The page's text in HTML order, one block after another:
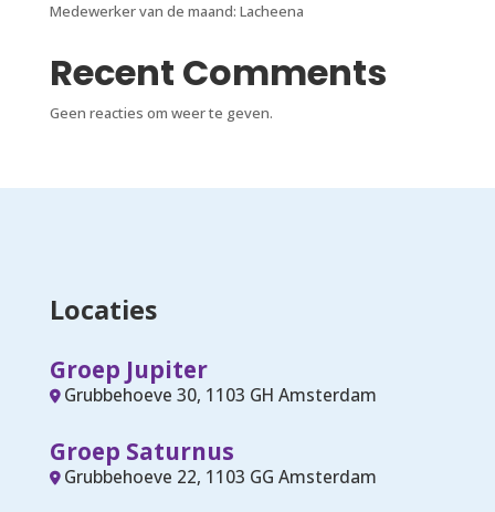
Medewerker van de maand: Lacheena
Recent Comments
Geen reacties om weer te geven.
Locaties
Groep Jupiter
Grubbehoeve 30, 1103 GH Amsterdam
Groep Saturnus
Grubbehoeve 22, 1103 GG Amsterdam